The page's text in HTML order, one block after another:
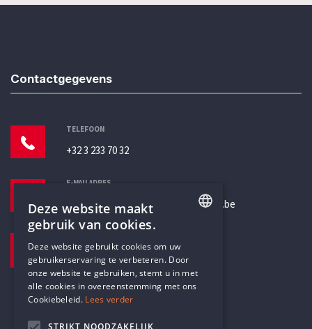
Contactgegevens
TELEFOON
+32 3 233 70 32
E-MAILADRES
secretariaat@humanistischverbond.be
Pottenbrug 4
Antwerpen, 2000
DUTCH
Deze website maakt
gebruik van cookies.
Deze website gebruikt cookies om uw
gebruikerservaring te verbeteren. Door
onze website te gebruiken, stemt u in met
alle cookies in overeenstemming met ons
Cookiebeleid. Lees verder
STRIKT NOODZAKELIJK